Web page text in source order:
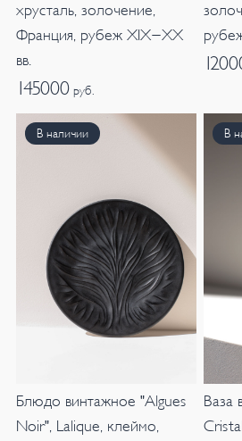
хрусталь, золочение,
Франция, рубеж XIX-XX
вв.
145000 руб.
В наличии
Блюдо винтажное "Algues
Noir", Lalique, клеймо,
В
Ваза